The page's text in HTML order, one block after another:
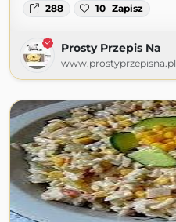
288 10 Zapisz
Prosty Przepis Na
www.prostyprzepisna.pl